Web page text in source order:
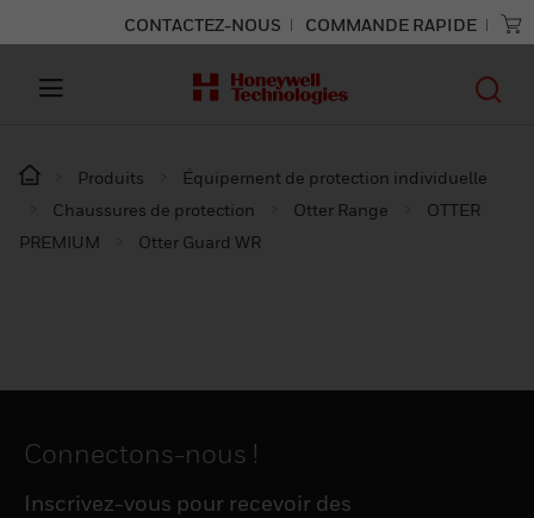
CONTACTEZ-NOUS COMMANDE RAPIDE
Produits
Équipement de protection individuelle
Chaussures de protection
Otter Range
OTTER
PREMIUM
Otter Guard WR
Connectons-nous !
Inscrivez-vous pour recevoir des